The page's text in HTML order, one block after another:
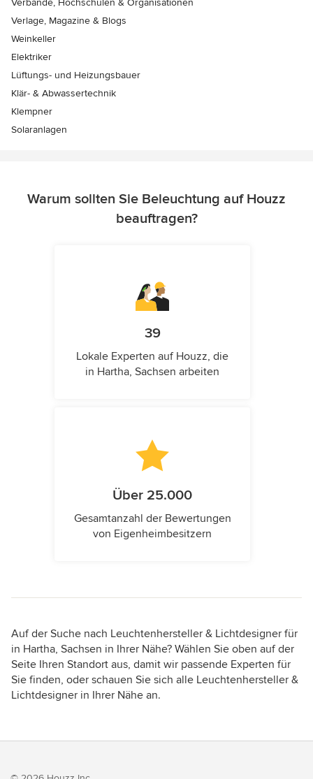
Verbände, Hochschulen & Organisationen
Verlage, Magazine & Blogs
Weinkeller
Elektriker
Lüftungs- und Heizungsbauer
Klär- & Abwassertechnik
Klempner
Solaranlagen
Warum sollten Sie Beleuchtung auf Houzz
beauftragen?
39
Lokale Experten auf Houzz, die
in Hartha, Sachsen arbeiten
Über 25.000
Gesamtanzahl der Bewertungen
von Eigenheimbesitzern
Auf der Suche nach Leuchtenhersteller & Lichtdesigner für
in Hartha, Sachsen in Ihrer Nähe? Wählen Sie oben auf der
Seite Ihren Standort aus, damit wir passende Experten für
Sie finden, oder schauen Sie sich alle Leuchtenhersteller &
Lichtdesigner in Ihrer Nähe an.